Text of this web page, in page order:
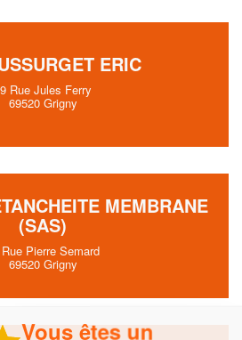
ERIC
Rue Jules Ferry
69520 Grigny
MEMBRANE
(SAS)
Pierre Semard
69520 Grigny
êtes un